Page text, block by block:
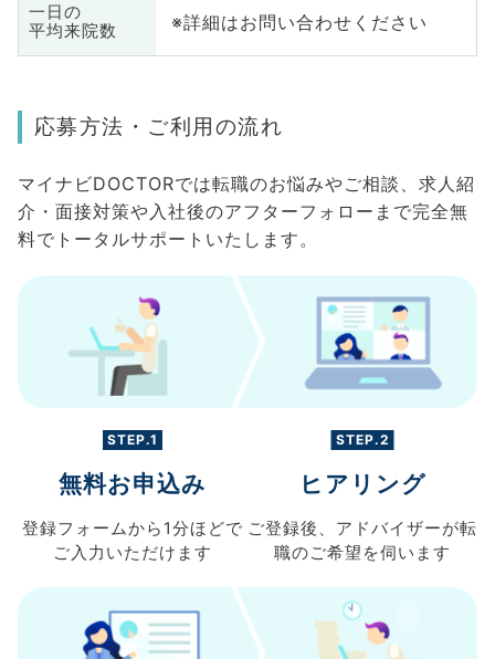
一日の
平均来院数
※詳細はお問い合わせください
応募方法・ご利用の流れ
マイナビDOCTORでは転職のお悩みやご相談、求人紹
介・面接対策や入社後のアフターフォローまで完全無
料でトータルサポートいたします。
STEP.1
無料お申込み
登録フォームから 1分ほどで
ご入力 いただけます
STEP.2
ヒアリング
ご登録後、 アドバイザーが転
職のご希望を伺います